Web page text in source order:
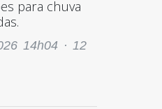
para chuva
14h04 · 12